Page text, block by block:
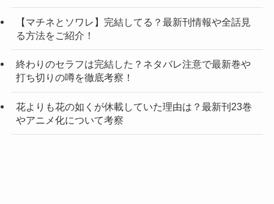
【マチネとソワレ】完結してる？最新刊情報や全話見
る方法をご紹介！
終わりのセラフは完結した？ネタバレ注意で最新巻や
打ち切りの噂を徹底考察！
花よりも花の如くが休載していた理由は？最新刊23巻
やアニメ化について考察